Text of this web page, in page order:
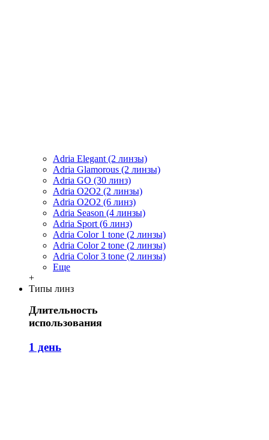
Adria Elegant (2 линзы)
Adria Glamorous (2 линзы)
Adria GO (30 линз)
Adria O2O2 (2 линзы)
Adria O2O2 (6 линз)
Adria Season (4 линзы)
Adria Sport (6 линз)
Adria Сolor 1 tone (2 линзы)
Adria Сolor 2 tone (2 линзы)
Adria Сolor 3 tone (2 линзы)
Еще
+
Типы линз
Длительность
использования
1 день